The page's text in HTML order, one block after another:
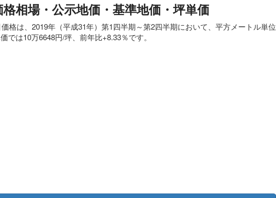
相場・公示地価・基準地価・坪単価
格は、2019年（平成31年）第1四半期～第2四半期において、平方メートル単位
では10万6648円/坪、前年比+8.33％です。